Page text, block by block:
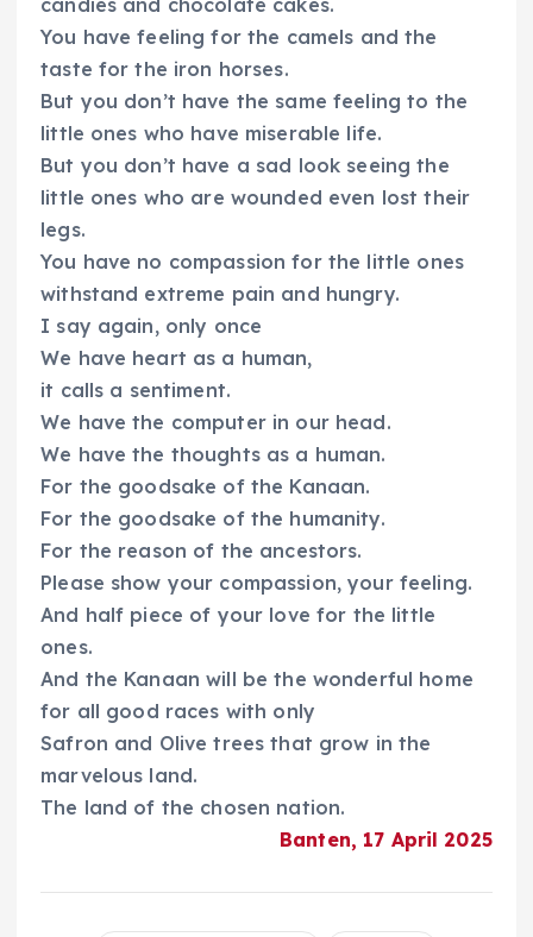
You have feeling for the camels and the
taste for the iron horses.
But you don’t have the same feeling to the
little ones who have miserable life.
But you don’t have a sad look seeing the
little ones who are wounded even lost their
legs.
You have no compassion for the little ones
withstand extreme pain and hungry.
I say again, only once
We have heart as a human,
it calls a sentiment.
We have the computer in our head.
We have the thoughts as a human.
For the goodsake of the Kanaan.
For the goodsake of the humanity.
For the reason of the ancestors.
Please show your compassion, your feeling.
And half piece of your love for the little
ones.
And the Kanaan will be the wonderful home
for all good races with only
Safron and Olive trees that grow in the
marvelous land.
The land of the chosen nation.
Banten, 17 April 2025